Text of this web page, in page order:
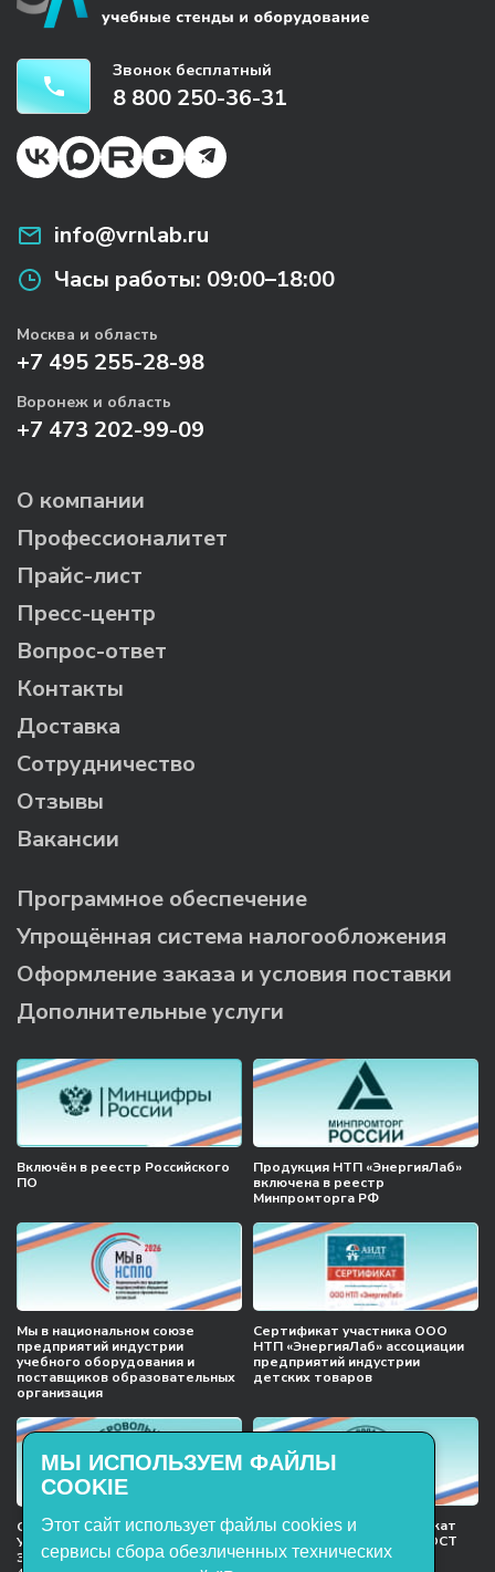
Звонок бесплатный
8 800 250-36-31
info@vrnlab.ru
Часы работы: 09:00–18:00
Москва и область
+7 495 255-28-98
Воронеж и область
+7 473 202-99-09
О компании
Профессионалитет
Прайс-лист
Пресс-центр
Вопрос-ответ
Контакты
Доставка
Сотрудничество
Отзывы
Вакансии
Программное обеспечение
Упрощённая система налогообложения
Оформление заказа и условия поставки
Дополнительные услуги
Включён в реестр Российского
ПО
Продукция НТП «ЭнергияЛаб»
включена в реестр
Минпромторга РФ
Мы в национальном союзе
предприятий индустрии
учебного оборудования и
поставщиков образовательных
организация
Сертификат участника ООО
НТП «ЭнергияЛаб» ассоциации
предприятий индустрии
детских товаров
Сертификат соответствия
Учебное оборудование, марки
ЭнергияЛаб ТУ 32.99.53–001–
Международный сертификат
менеджмента качества ГОСТ
ISO 9001:2015
МЫ ИСПОЛЬЗУЕМ ФАЙЛЫ
COOKIE
Этот сайт использует файлы cookies и
сервисы сбора обезличенных технических